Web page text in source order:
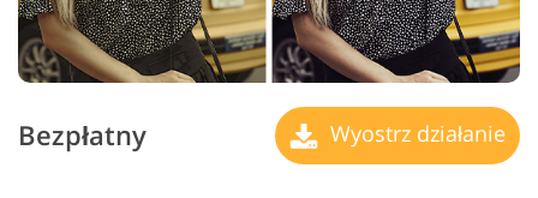
Bezpłatny Wyostrz działanie